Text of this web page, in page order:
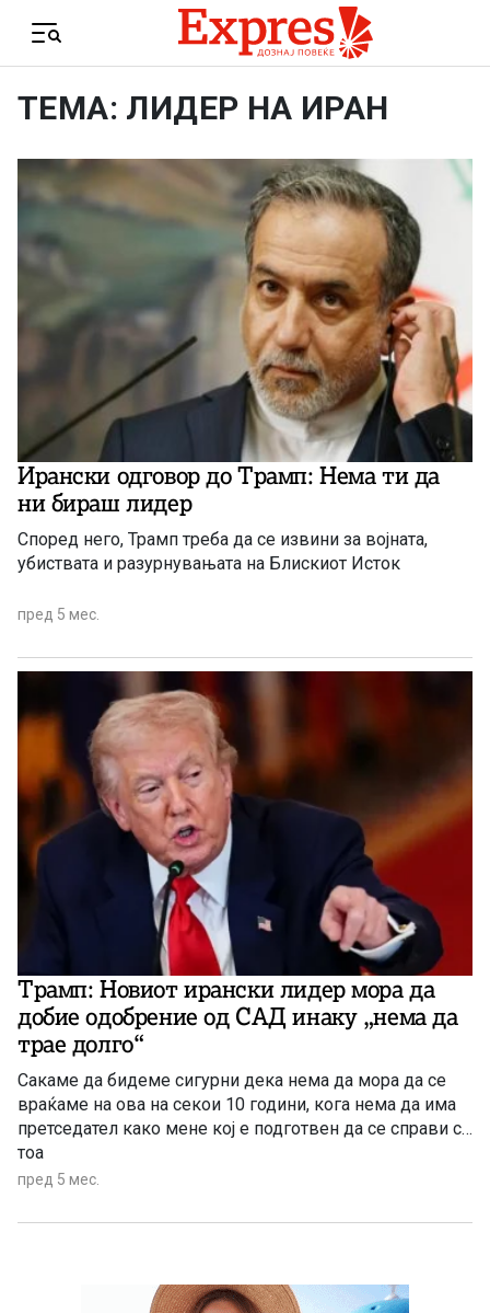
Menu
ТЕМА: ЛИДЕР НА ИРАН
Ирански одговор до Трамп: Нема ти да
ни бираш лидер
Според него, Трамп треба да се извини за војната,
убиствата и разурнувањата на Блискиот Исток
пред 5 мес.
Трамп: Новиот ирански лидер мора да
добие одобрение од САД инаку „нема да
трае долго“
Сакаме да бидеме сигурни дека нема да мора да се
враќаме на ова на секои 10 години, кога нема да има
претседател како мене кој е подготвен да се справи со
тоа
пред 5 мес.